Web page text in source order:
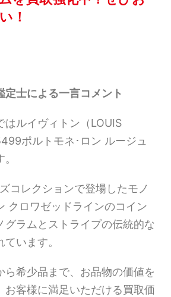
！
定士による一言コメント
はルイヴィトン（LOUIS
ポルトモネ･ロン ルージュ
コレクションで登場したモノ
クロワゼッドラインのコイン
グラムとストライプの伝統的な
います。
ら希少品まで、お品物の価値を
お客様に満足いただける買取価